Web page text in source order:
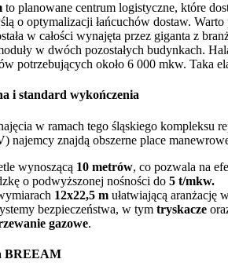
to planowane centrum logistyczne, które
o optymalizacji łańcuchów dostaw.
w całości wynajęta przez giganta z
w dwóch pozostałych budynkach.
potrzebujących około 6 000 mkw. Taka
i standard wykończenia
w ramach tego śląskiego kompleksu
najemcy znajdą obszerne place
wynoszącą 10 metrów, co pozwala na
o podwyższonej nośności do 5 t/mkw.
12x22,5 m ułatwiającą aranżację
bezpieczeństwa, w tym tryskacze
gazowe.
BREEAM